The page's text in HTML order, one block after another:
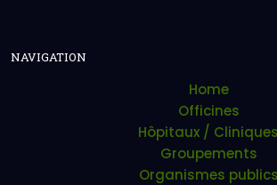
NAVIGATION
Home
Officines
Hôpitaux / Cliniques
Groupements
Organismes publics